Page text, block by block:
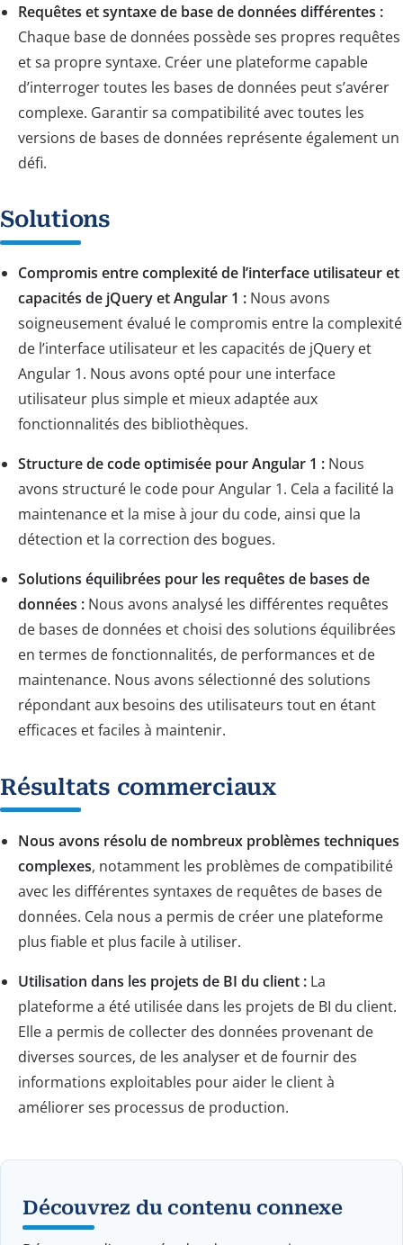
Requêtes et syntaxe de base de données différentes :
Chaque base de données possède ses propres requêtes
et sa propre syntaxe. Créer une plateforme capable
d’interroger toutes les bases de données peut s’avérer
complexe. Garantir sa compatibilité avec toutes les
versions de bases de données représente également un
défi.
Solutions
Compromis entre complexité de l’interface utilisateur et
capacités de jQuery et Angular 1 : Nous avons
soigneusement évalué le compromis entre la complexité
de l’interface utilisateur et les capacités de jQuery et
Angular 1. Nous avons opté pour une interface
utilisateur plus simple et mieux adaptée aux
fonctionnalités des bibliothèques.
Structure de code optimisée pour Angular 1 : Nous
avons structuré le code pour Angular 1. Cela a facilité la
maintenance et la mise à jour du code, ainsi que la
détection et la correction des bogues.
Solutions équilibrées pour les requêtes de bases de
données : Nous avons analysé les différentes requêtes
de bases de données et choisi des solutions équilibrées
en termes de fonctionnalités, de performances et de
maintenance. Nous avons sélectionné des solutions
répondant aux besoins des utilisateurs tout en étant
efficaces et faciles à maintenir.
Résultats commerciaux
Nous avons résolu de nombreux problèmes techniques
complexes, notamment les problèmes de compatibilité
avec les différentes syntaxes de requêtes de bases de
données. Cela nous a permis de créer une plateforme
plus fiable et plus facile à utiliser.
Utilisation dans les projets de BI du client : La
plateforme a été utilisée dans les projets de BI du client.
Elle a permis de collecter des données provenant de
diverses sources, de les analyser et de fournir des
informations exploitables pour aider le client à
améliorer ses processus de production.
Découvrez du contenu connexe